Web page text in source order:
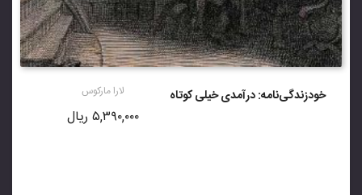
خودزندگی‌نامه: درآمدی خیلی کوتاه لارا مارکوس
۵,۳۹۰,۰۰۰ ریال